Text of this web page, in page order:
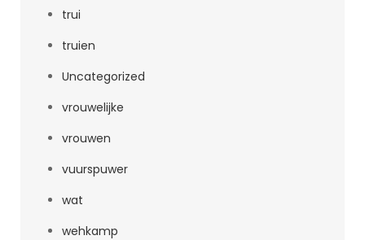
trui
truien
Uncategorized
vrouwelijke
vrouwen
vuurspuwer
wat
wehkamp